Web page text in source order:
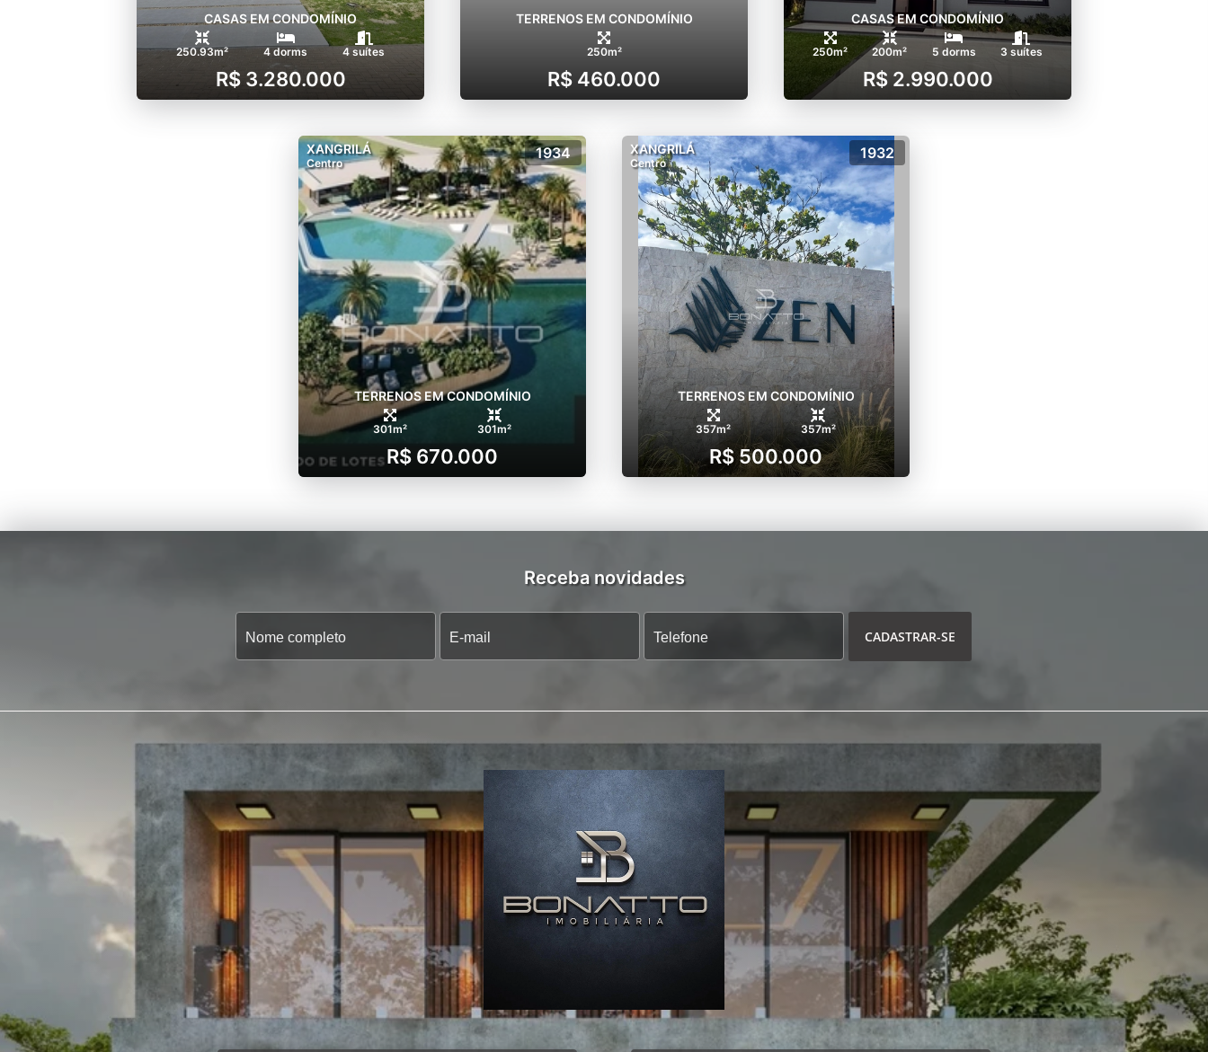
CASAS EM CONDOMÍNIO
250.93m² 4 dorms 4 suítes
R$ 3.280.000
TERRENOS EM CONDOMÍNIO
250m²
R$ 460.000
CASAS EM CONDOMÍNIO
250m² 200m² 5 dorms 3 suítes
R$ 2.990.000
XANGRILÁ
Centro
1934
TERRENOS EM CONDOMÍNIO
301m² 301m²
R$ 670.000
XANGRILÁ
Centro
1932
TERRENOS EM CONDOMÍNIO
357m² 357m²
R$ 500.000
Receba novidades
CADASTRAR-SE